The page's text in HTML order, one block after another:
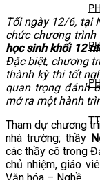
NGHIÊN CỨU
Tối ngày 12/6, tại
chức chương trình
học sinh khối 12
Đặc biệt, chương
thành kỳ thi tốt
quan trọng đánh
mở ra một hành
Tham dự chương
nhà trường; thầy
các thầy cô trong
chủ nhiệm, giáo